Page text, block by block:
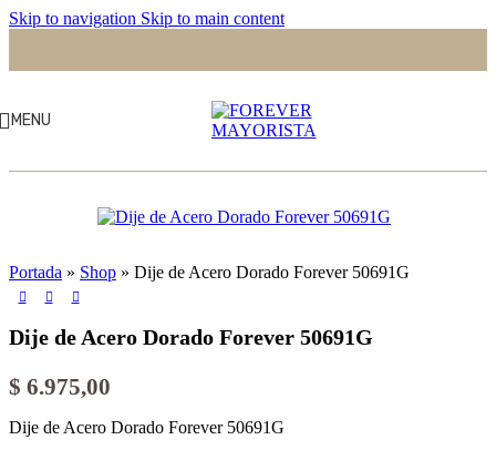
Skip to navigation Skip to main content
MENU
Portada » Shop » Dije de Acero Dorado Forever 50691G
Dije de Acero Dorado Forever 50691G
$ 6.975,00
Dije de Acero Dorado Forever 50691G